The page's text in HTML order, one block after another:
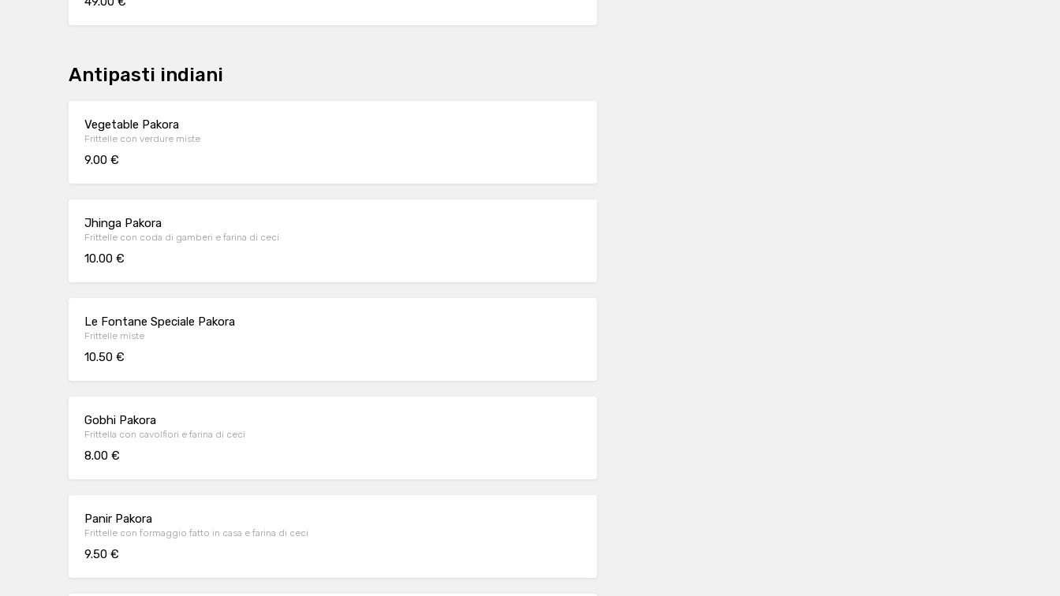
Antipasti indiani
Vegetable Pakora
Frittelle con verdure miste
9.00 €
Jhinga Pakora
Frittelle con coda di gamberi e farina di ceci
10.00 €
Le Fontane Speciale Pakora
Frittelle miste
10.50 €
Gobhi Pakora
Frittella con cavolfiori e farina di ceci
8.00 €
Panir Pakora
Frittelle con formaggio fatto in casa e farina di ceci
9.50 €